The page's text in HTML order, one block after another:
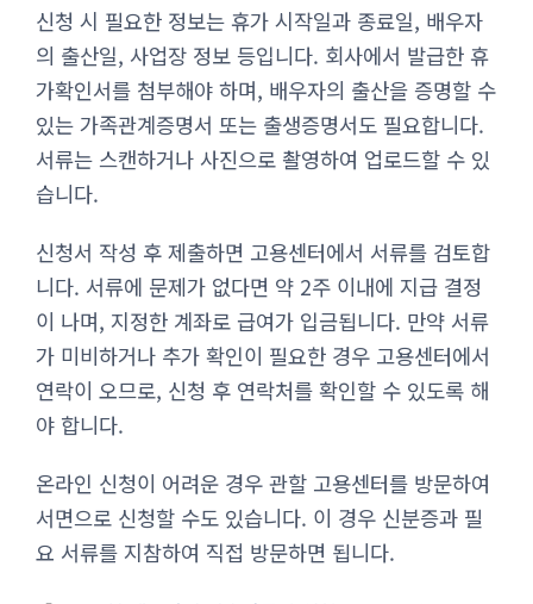
신청 시 필요한 정보는 휴가 시작일과 종료일, 배우자
의 출산일, 사업장 정보 등입니다. 회사에서 발급한 휴
가확인서를 첨부해야 하며, 배우자의 출산을 증명할 수
있는 가족관계증명서 또는 출생증명서도 필요합니다.
서류는 스캔하거나 사진으로 촬영하여 업로드할 수 있
습니다.
신청서 작성 후 제출하면 고용센터에서 서류를 검토합
니다. 서류에 문제가 없다면 약 2주 이내에 지급 결정
이 나며, 지정한 계좌로 급여가 입금됩니다. 만약 서류
가 미비하거나 추가 확인이 필요한 경우 고용센터에서
연락이 오므로, 신청 후 연락처를 확인할 수 있도록 해
야 합니다.
온라인 신청이 어려운 경우 관할 고용센터를 방문하여
서면으로 신청할 수도 있습니다. 이 경우 신분증과 필
요 서류를 지참하여 직접 방문하면 됩니다.